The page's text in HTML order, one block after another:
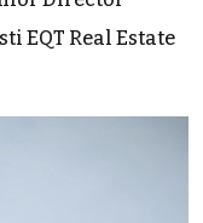
EQT Real Estate